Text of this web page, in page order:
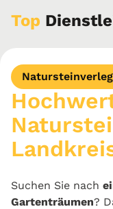
Top
Suchen Sie nach
Gartenträumen?